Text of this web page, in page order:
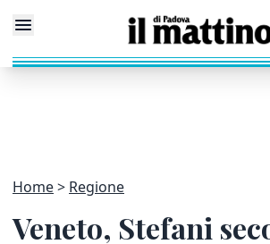
Home Regione
Veneto, Stefani